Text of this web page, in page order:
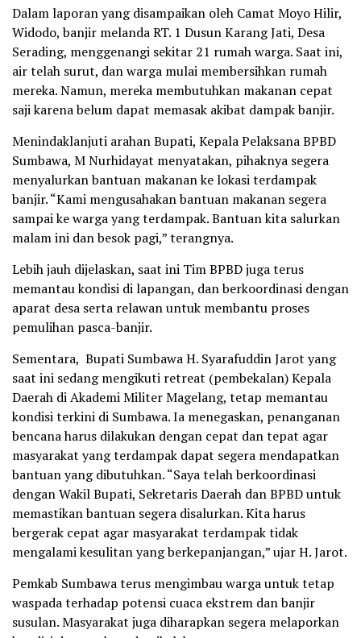
Dalam laporan yang disampaikan oleh Camat Moyo Hilir,
Widodo, banjir melanda RT. 1 Dusun Karang Jati, Desa
Serading, menggenangi sekitar 21 rumah warga. Saat ini,
air telah surut, dan warga mulai membersihkan rumah
mereka. Namun, mereka membutuhkan makanan cepat
saji karena belum dapat memasak akibat dampak banjir.
Menindaklanjuti arahan Bupati, Kepala Pelaksana BPBD
Sumbawa, M Nurhidayat menyatakan, pihaknya segera
menyalurkan bantuan makanan ke lokasi terdampak
banjir. “Kami mengusahakan bantuan makanan segera
sampai ke warga yang terdampak. Bantuan kita salurkan
malam ini dan besok pagi,” terangnya.
Lebih jauh dijelaskan, saat ini Tim BPBD juga terus
memantau kondisi di lapangan, dan berkoordinasi dengan
aparat desa serta relawan untuk membantu proses
pemulihan pasca-banjir.
Sementara, Bupati Sumbawa H. Syarafuddin Jarot yang
saat ini sedang mengikuti retreat (pembekalan) Kepala
Daerah di Akademi Militer Magelang, tetap memantau
kondisi terkini di Sumbawa. Ia menegaskan, penanganan
bencana harus dilakukan dengan cepat dan tepat agar
masyarakat yang terdampak dapat segera mendapatkan
bantuan yang dibutuhkan. “Saya telah berkoordinasi
dengan Wakil Bupati, Sekretaris Daerah dan BPBD untuk
memastikan bantuan segera disalurkan. Kita harus
bergerak cepat agar masyarakat terdampak tidak
mengalami kesulitan yang berkepanjangan,” ujar H. Jarot.
Pemkab Sumbawa terus mengimbau warga untuk tetap
waspada terhadap potensi cuaca ekstrem dan banjir
susulan. Masyarakat juga diharapkan segera melaporkan